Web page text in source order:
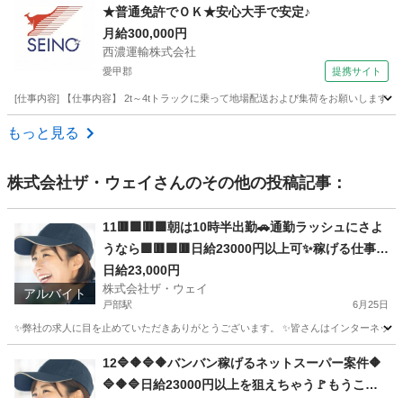
★普通免許でＯＫ★安心大手で安定♪
月給300,000円
西濃運輸株式会社
愛甲郡 提携サイト
[仕事内容] 【仕事内容】 2t～4tトラックに乗って地場配送および集荷をお願いします
神奈川 愛甲郡
もっと見る
株式会社ザ・ウェイ さんのその他の投稿記事：
アルバイト
11🟥🟩🟥🟩朝は10時半出勤🚗通勤ラッシュにさよ
うなら🟩🟥🟩🟥日給23000円以上可✨稼げる仕事は
ココ💯
日給23,000円
株式会社ザ・ウェイ
戸部駅 6月25日
✨弊社の求人に目を止めていただきありがとうございます。 ✨皆さんはインターネッ
戸部駅 ドライバー ネットスーパー
12🔷🔶🔷🔶バンバン稼げるネットスーパー案件🔶
🔷🔶🔷日給23000円以上を狙えちゃう🚩もうここ